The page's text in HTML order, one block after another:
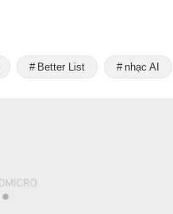
Better List nhạc AI